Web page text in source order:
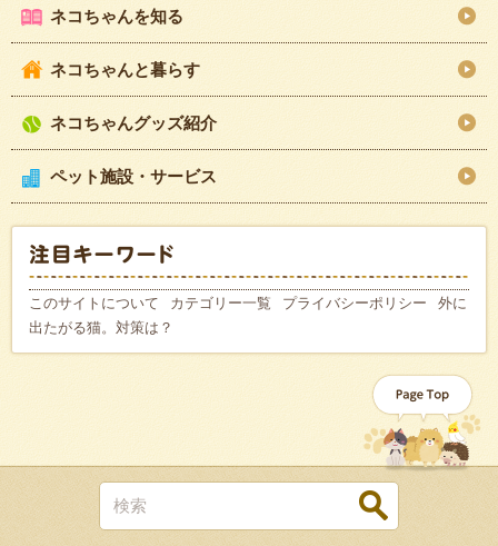
ネコちゃんを知る
ネコちゃんと暮らす
ネコちゃんグッズ紹介
ペット施設・サービス
このサイトについて カテゴリー一覧 プライバシーポリシー
外に
出たがる猫。対策は？